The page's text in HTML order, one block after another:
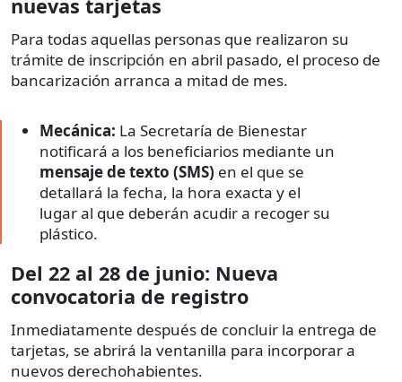
nuevas tarjetas
Para todas aquellas personas que realizaron su
trámite de inscripción en abril pasado, el proceso de
bancarización arranca a mitad de mes.
Mecánica: La Secretaría de Bienestar
notificará a los beneficiarios mediante un
mensaje de texto (SMS) en el que se
detallará la fecha, la hora exacta y el
lugar al que deberán acudir a recoger su
plástico.
Del 22 al 28 de junio: Nueva
convocatoria de registro
Inmediatamente después de concluir la entrega de
tarjetas, se abrirá la ventanilla para incorporar a
nuevos derechohabientes.